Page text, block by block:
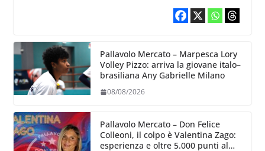
Pallavolo Mercato – Marpesca Lory
Volley Pizzo: arriva la giovane italo–
brasiliana Any Gabrielle Milano
08/08/2026
Pallavolo Mercato – Don Felice
Colleoni, il colpo è Valentina Zago:
esperienza e oltre 5.000 punti al